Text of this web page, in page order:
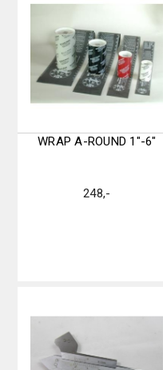
WRAP A-ROUND 1″-6″
248,-